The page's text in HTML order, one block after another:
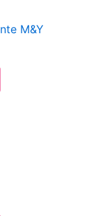
M&Y